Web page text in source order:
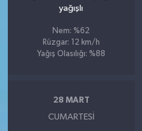
yağışlı
Nem: %62
Rüzgar: 12 km/h
Yağış Olasılığı: %88
28 MART
CUMARTESI